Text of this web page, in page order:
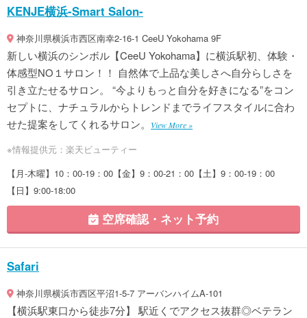
KENJE横浜-Smart Salon-
神奈川県横浜市西区南幸2-16-1 CeeU Yokohama 9F
新しい横浜のシンボル【CeeU Yokohama】に横浜駅初、体験・
体感型NO１サロン！！ 自然体で上品な美しさへ自分らしさを
引き立たせるサロン。 “今よりもっと自分を好きになる”をコン
セプトに、ナチュラルからトレンドまでライフスタイルに合わ
せた提案をしてくれるサロン。
View More »
※情報提供元：楽天ビューティー
【月-木曜】10：00-19：00【金】9：00-21：00【土】9：00-19：00
【日】9:00-18:00
空席確認・ネット予約
Safari
神奈川県横浜市西区平沼1-5-7 アーバンハイムA-101
【横浜駅東口から徒歩7分】 駅近くでアクセス抜群◎ベテラン